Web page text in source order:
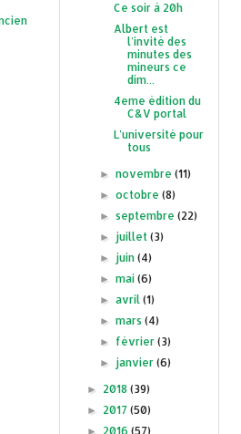
Ce soir à 20h
Albert est
l'invité des
minutes des
mineurs ce
dim...
4eme édition du
C&V portal
L'université pour
tous
►novembre(11)
►octobre(8)
►septembre(22)
► juillet(3)
► juin(4)
►mai(6)
►avril(1)
►mars(4)
► février(3)
► janvier(6)
► 2018 (39)
► 2017 (50)
► 2016 (57)